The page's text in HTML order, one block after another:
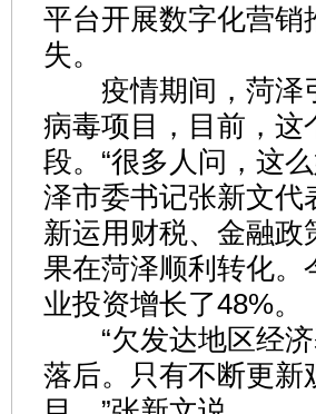
平台开展数字化营销
失。
疫情期间，菏泽
病毒项目，目前，这
段。“很多人问，这
泽市委书记张新文代
新运用财税、金融
果在菏泽顺利转化。
业投资增长了48%。
“欠发达地区经济
落后。只有不断更新